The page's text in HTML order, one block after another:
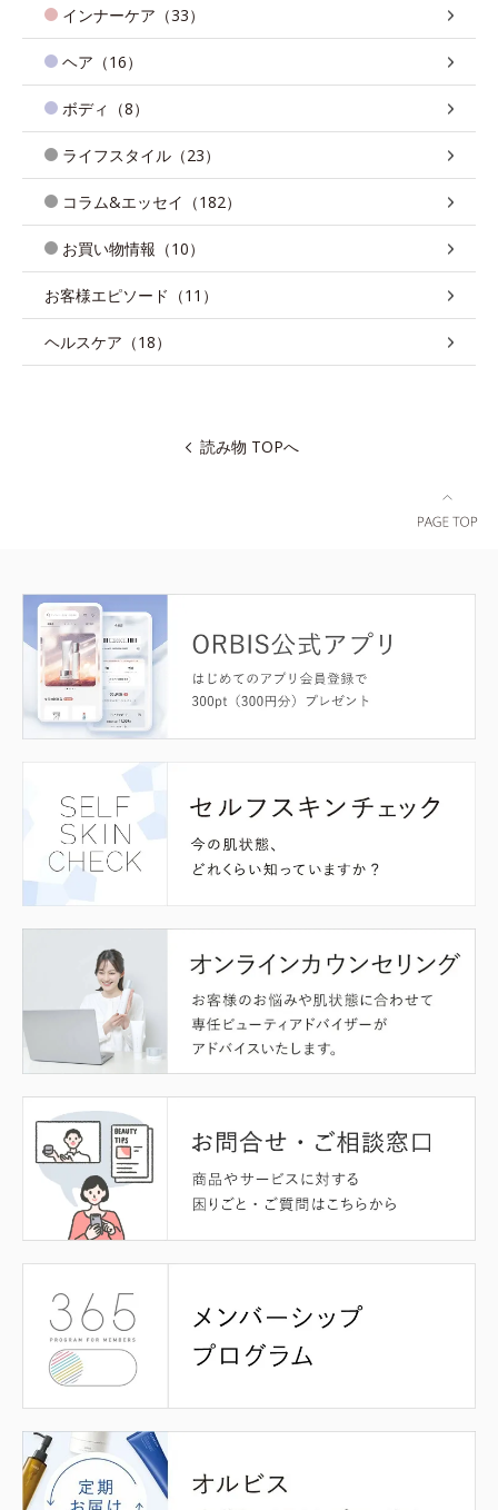
インナーケア（33）
ヘア（16）
ボディ（8）
ライフスタイル（23）
コラム&エッセイ（182）
お買い物情報（10）
お客様エピソード（11）
ヘルスケア（18）
読み物 TOPへ